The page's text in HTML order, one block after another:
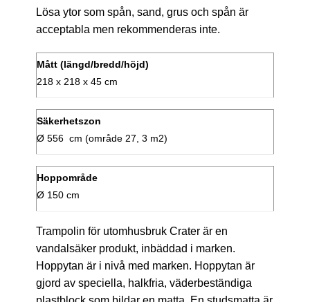
Lösa ytor som spån, sand, grus och spån är
acceptabla men rekommenderas inte.
Mått (längd/bredd/höjd)
218 x 218 x 45 cm
Säkerhetszon
Ø 556 cm (område 27, 3 m2)
Hoppområde
Ø 150 cm
Trampolin för utomhusbruk Crater är en
vandalsäker produkt, inbäddad i marken.
Hoppytan är i nivå med marken. Hoppytan är
gjord av speciella, halkfria, väderbeständiga